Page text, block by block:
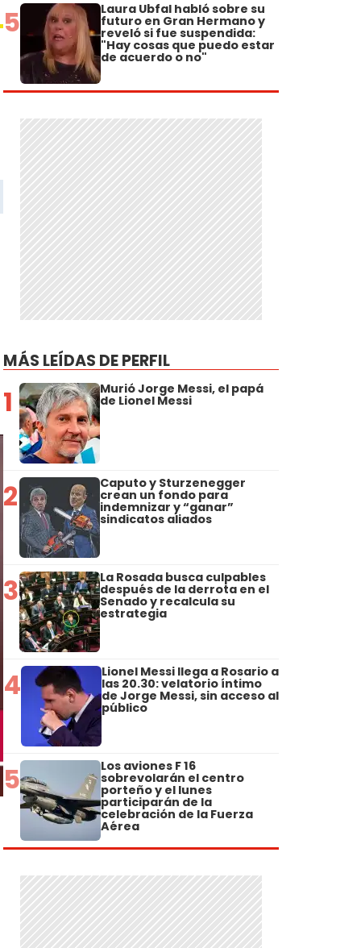
5 Laura Ubfal habló sobre su
futuro en Gran Hermano y
reveló si fue suspendida:
"Hay cosas que puedo estar
de acuerdo o no"
MÁS LEÍDAS DE PERFIL
1 Murió Jorge Messi, el papá
de Lionel Messi
2 Caputo y Sturzenegger
crean un fondo para
indemnizar y “ganar”
sindicatos aliados
3 La Rosada busca culpables
después de la derrota en el
Senado y recalcula su
estrategia
4 Lionel Messi llega a Rosario a
las 20.30: velatorio íntimo
de Jorge Messi, sin acceso al
público
5 Los aviones F 16
sobrevolarán el centro
porteño y el lunes
participarán de la
celebración de la Fuerza
Aérea